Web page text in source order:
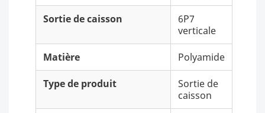
Sortie de caisson
6P7
verticale
Matière Polyamide
Type de produit
Sortie de
caisson